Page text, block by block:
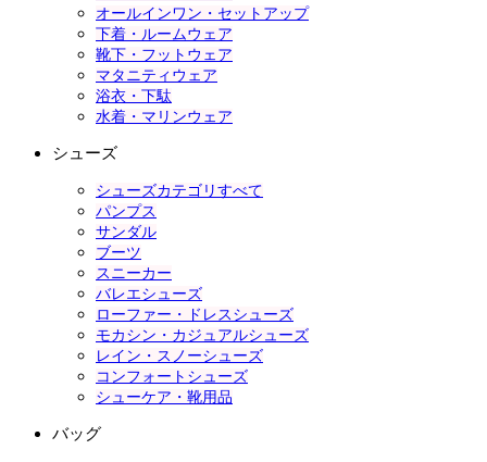
オールインワン・セットアップ
下着・ルームウェア
靴下・フットウェア
マタニティウェア
浴衣・下駄
水着・マリンウェア
シューズ
シューズカテゴリすべて
パンプス
サンダル
ブーツ
スニーカー
バレエシューズ
ローファー・ドレスシューズ
モカシン・カジュアルシューズ
レイン・スノーシューズ
コンフォートシューズ
シューケア・靴用品
バッグ